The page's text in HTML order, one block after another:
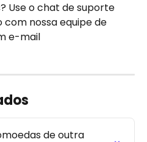
Use o chat de suporte
nossa equipe de
e-mail
de outra